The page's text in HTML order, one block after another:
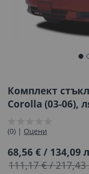
началото
на
галерия
снимки
Комплект
Corolla (03-06),
(0) | Оцени
68,56 €/ 134,09
111,17 €/217,43